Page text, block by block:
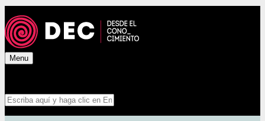
Menu